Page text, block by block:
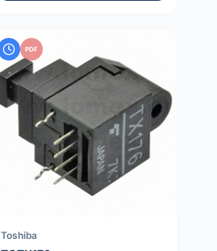
PDF
Toshiba